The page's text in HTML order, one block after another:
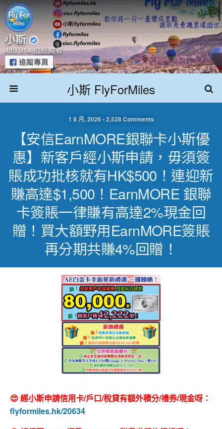
小斯 FlyForMiles
1 8 月, 2026 • 2,528 Comments
【安信EarnMORE銀聯卡小斯優
惠】新客戶經小斯申請，毋須簽
賬成功批核就有HK$500！連迎新
賺高達$1,500！EarnMORE 銀聯
卡簽賬一律賺有高達2%現金回
贈！買大額野用EarnMORE簽賬
再分期共賺4%回贈！
😍 經小斯申請信用卡/戶口/稅貸有額外積分/禮券/現金呀：
flyformiles.hk/20634